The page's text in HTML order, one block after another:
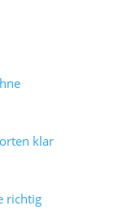
klar
richtig